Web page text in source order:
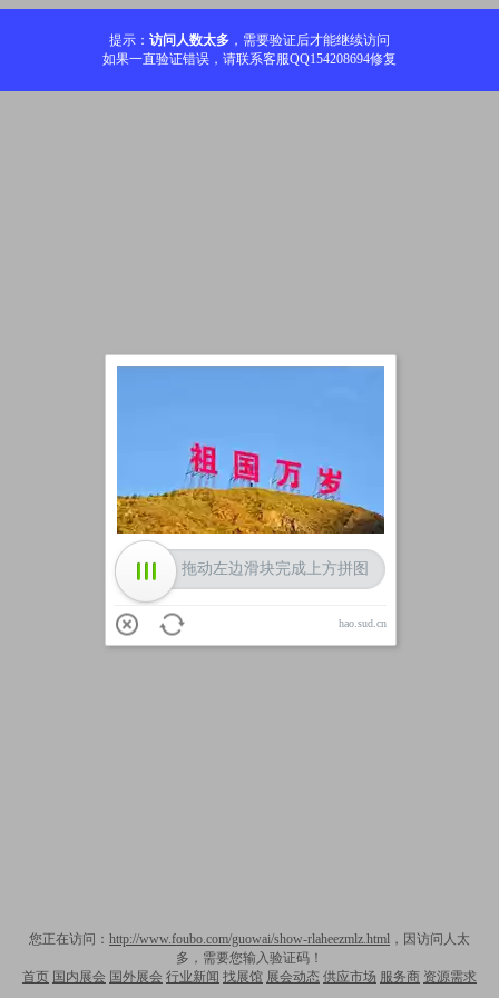
提示： 访问人数太多 ，需要验证后才能继续访问
如果一直验证错误，请联系客服QQ154208694修复
您正在访问： http://www.foubo.com/guowai/show-rlaheezmlz.html ，因访问人太
多，需要您输入验证码！
首页 国内展会 国外展会 行业新闻 找展馆 展会动态 供应市场 服务商 资源需求
拖动左边滑块完成上方拼图
hao.sud.cn